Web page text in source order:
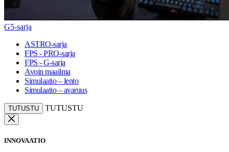
G5-sarja
ASTRO-sarja
FPS - PRO-sarja
FPS - G-sarja
Avoin maailma
Simulaatio – lento
Simulaatio – avaruus
TUTUSTU TUTUSTU
INNOVAATIO